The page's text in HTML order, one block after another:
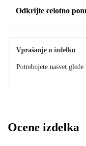
Odkrijte celotno
Vprašanje o izdelku
Potrebujete nasvet
Ocene izdelka